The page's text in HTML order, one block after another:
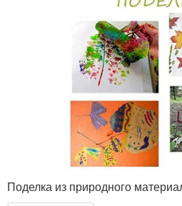
Поделка из природного